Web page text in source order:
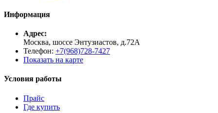
Информация
Адрес:
Москва, шоссе Энтузиастов, д.72А
Телефон: +7(968)728-7427
Показать на карте
Условия работы
Прайс
Где купить